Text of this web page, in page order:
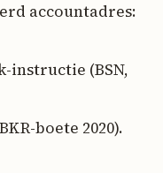
accountadres:
instructie (BSN,
boete 2020).